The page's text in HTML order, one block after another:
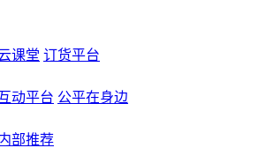
课堂 订货平台
动平台 公平在身边
部推荐